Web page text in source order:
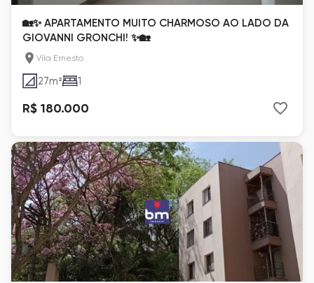
🏡✨ APARTAMENTO MUITO CHARMOSO AO LADO DA
GIOVANNI GRONCHI! ✨🏡
Vila Ernesto
27m² 1
R$ 180.000